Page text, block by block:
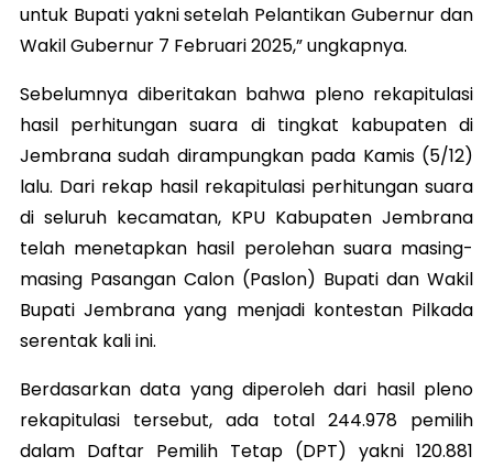
untuk Bupati yakni setelah Pelantikan Gubernur dan
Wakil Gubernur 7 Februari 2025,” ungkapnya.
Sebelumnya diberitakan bahwa pleno rekapitulasi
hasil perhitungan suara di tingkat kabupaten di
Jembrana sudah dirampungkan pada Kamis (5/12)
lalu. Dari rekap hasil rekapitulasi perhitungan suara
di seluruh kecamatan, KPU Kabupaten Jembrana
telah menetapkan hasil perolehan suara masing-
masing Pasangan Calon (Paslon) Bupati dan Wakil
Bupati Jembrana yang menjadi kontestan Pilkada
serentak kali ini.
Berdasarkan data yang diperoleh dari hasil pleno
rekapitulasi tersebut, ada total 244.978 pemilih
dalam Daftar Pemilih Tetap (DPT) yakni 120.881